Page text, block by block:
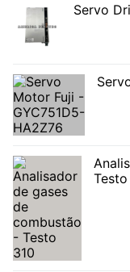
Servo
Testo